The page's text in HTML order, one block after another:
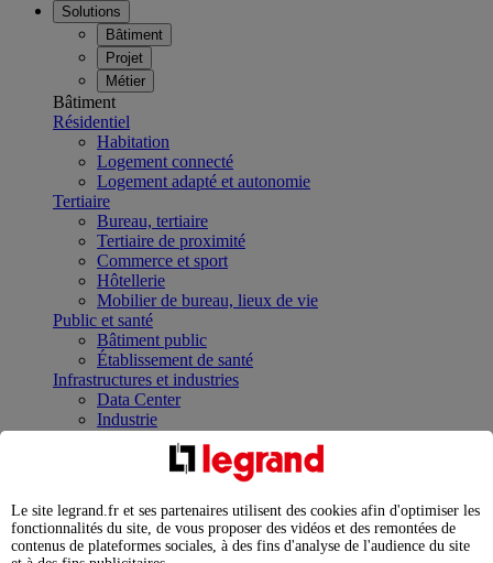
Solutions
Bâtiment
Projet
Métier
Bâtiment
Résidentiel
Habitation
Logement connecté
Logement adapté et autonomie
Tertiaire
Bureau, tertiaire
Tertiaire de proximité
Commerce et sport
Hôtellerie
Mobilier de bureau, lieux de vie
Public et santé
Bâtiment public
Établissement de santé
Infrastructures et industries
Data Center
Industrie
Infrastructures
Contrôler et planifier le fonctionnement des appareils
Répartir et optimiser son tableau électrique
Legrand Data Center Solutions : concentrer les
expertises au service de vos performances
Le site legrand.fr et ses partenaires utilisent des cookies afin d'optimiser les
fonctionnalités du site, de vous proposer des vidéos et des remontées de
contenus de plateformes sociales, à des fins d'analyse de l'audience du site